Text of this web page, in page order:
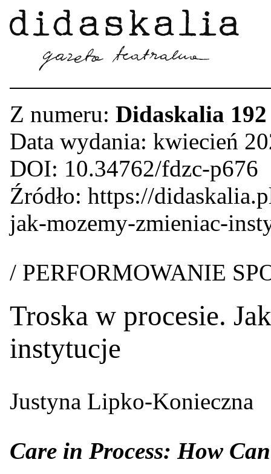
Z numeru: Didaskalia 192
Data wydania: kwiecień
DOI: 10.34762/fdzc-p676
Źródło: https://
jak-mozemy-zmieniac-
/ PERFORMOWANIE
Troska w procesie.
instytucje
Justyna Lipko-Konieczna
Care in Process: How